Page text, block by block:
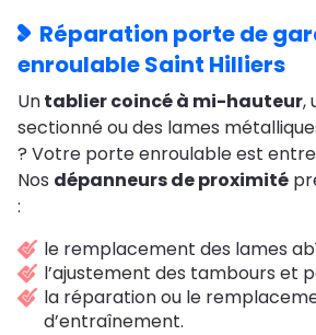
Réparation porte de
enroulable Saint Hilliers
Untablier coincé à mi-hauteur,
sectionné ou des lames
? Votre porte enroulable est
Nos dépanneurs de proximité
:
le remplacement des lames
l’ajustement des tambours et
la réparation ou le
d’entraînement.